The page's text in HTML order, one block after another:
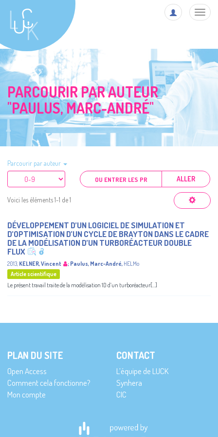
PARCOURIR PAR AUTEUR
"PAULUS, MARC-ANDRÉ"
Parcourir par auteur
ALLER
Voici les éléments 1-1 de 1
DÉVELOPPEMENT D’UN LOGICIEL DE SIMULATION ET
D’OPTIMISATION D’UN CYCLE DE BRAYTON DANS LE CADRE
DE LA MODÉLISATION D’UN TURBORÉACTEUR DOUBLE
FLUX
2013, KELNER, Vincent ; Paulus, Marc-André, HELMo
Article scientifique
Le présent travail traite de la modélisation 1D d’un turboréacteur[...]
PLAN DU SITE
Open Access
Comment cela fonctionne?
Mon compte
CONTACT
L’équipe de LUCK
Synhera
CIC